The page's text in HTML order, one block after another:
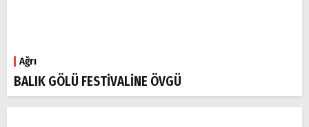
Ağrı
BALIK GÖLÜ FESTİVALİNE ÖVGÜ